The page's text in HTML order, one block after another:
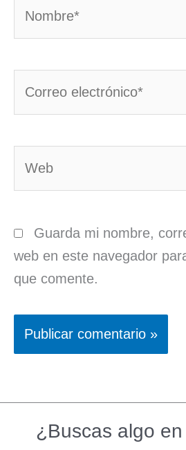
Guarda mi nombre,
web en este navegador
que comente.
¿Buscas algo